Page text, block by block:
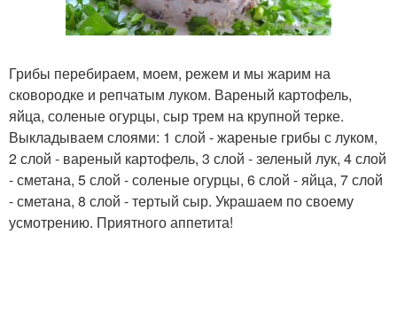
Грибы перебираем, моем, режем и мы жарим на
сковородке и репчатым луком. Вареный картофель,
яйца, соленые огурцы, сыр трем на крупной терке.
Выкладываем слоями: 1 слой - жареные грибы с луком,
2 слой - вареный картофель, 3 слой - зеленый лук, 4 слой
- сметана, 5 слой - соленые огурцы, 6 слой - яйца, 7 слой
- сметана, 8 слой - тертый сыр. Украшаем по своему
усмотрению. Приятного аппетита!